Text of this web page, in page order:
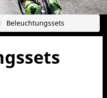
Beleuchtungssets